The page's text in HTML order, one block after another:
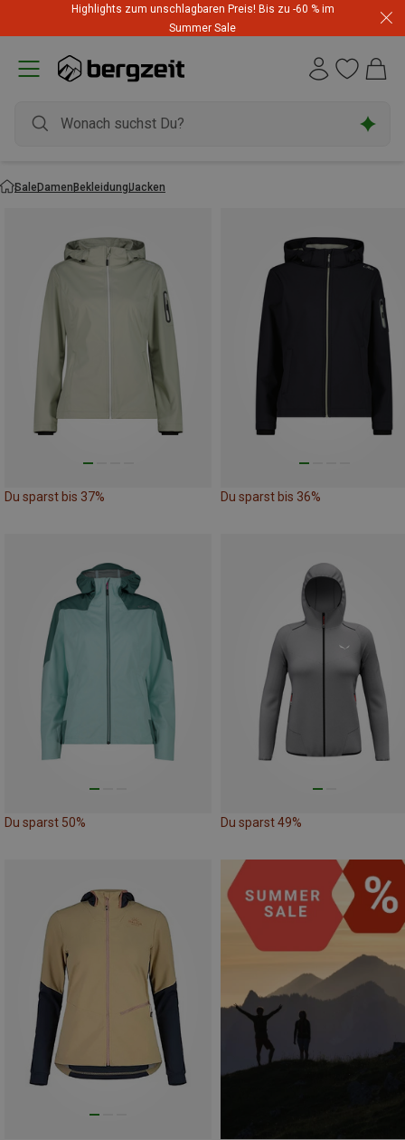
Highlights zum unschlagbaren Preis! Bis zu -60 % im
Summer Sale
SaleDamenBekleidungJacken
Du sparst bis 37% Du sparst bis 36%
Du sparst 50% Du sparst 49%